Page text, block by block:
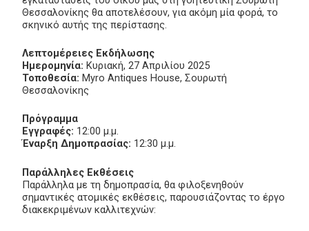
Θεσσαλονίκης θα αποτελέσουν, για ακόμη μία φορά, το
σκηνικό αυτής της περίστασης.
Λεπτομέρειες Εκδήλωσης
Ημερομηνία: Κυριακή, 27 Απριλίου 2025
Τοποθεσία: Myro Antiques House, Σουρωτή
Θεσσαλονίκης
Πρόγραμμα
Εγγραφές: 12:00 μ.μ.
Έναρξη Δημοπρασίας: 12:30 μ.μ.
Παράλληλες Εκθέσεις
Παράλληλα με τη δημοπρασία, θα φιλοξενηθούν
σημαντικές ατομικές εκθέσεις, παρουσιάζοντας το έργο
διακεκριμένων καλλιτεχνών: